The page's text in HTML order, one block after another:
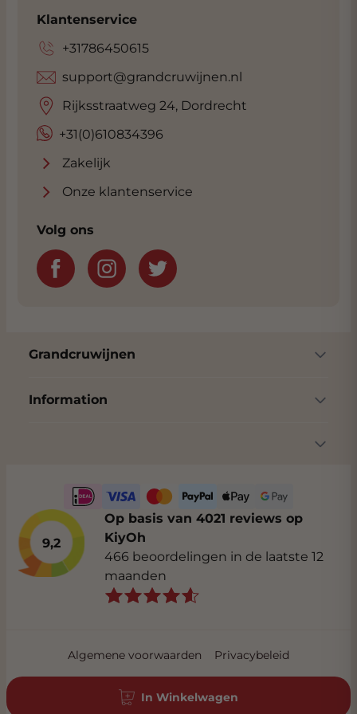
In Winkelwagen
the Argentina winery of reference, the
standard of excellence’.
Klantenservice
+31786450615
+31(0)610834396
support@grandcruwijnen.nl
Rijksstraatweg 24, Dordrecht
Zakelijk
Onze klantenservice
Volg ons
Grandcruwijnen
Information
9,2
Op basis van 4021 reviews op
KiyOh
466 beoordelingen in de laatste 12
maanden
Algemene voorwaarden Privacybeleid